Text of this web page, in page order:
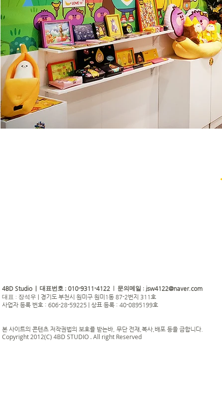
4BD Studio | 대표번호 ; 010-9311-4122 | 문의메일 : jsw4122@naver.com
대표 : 장석우
경기도 부천시 원미구 원미1동 87-2번지 311호
사업자 등록 번호 : 606-28-59225 | 상표 등록 : 40-0895199호
본 사이트의 콘텐츠 저작권법의 보호를 받는바, 무단 전재,복사,배포 등을 금합니다.
Copyright 2012(C) 4BD STUDIO . All right Reserved